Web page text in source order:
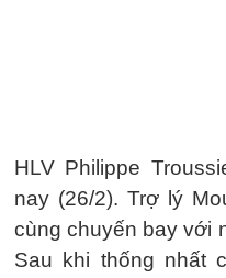
HLV Philippe
nay (26/2). Trợ lý
cùng chuyến bay với
Sau khi thống nhất